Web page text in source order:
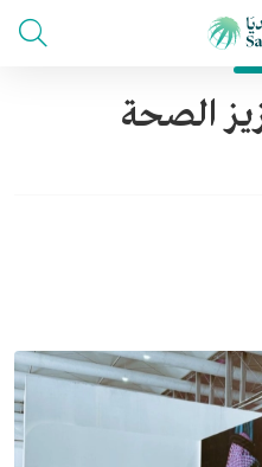
الصحة